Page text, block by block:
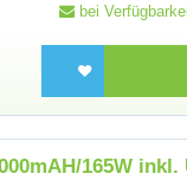
bei
165W inkl.